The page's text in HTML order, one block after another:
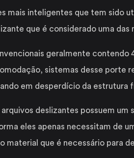
mais inteligentes que tem sido
que é considerado uma
geralmente
sistemas desse porte
em desperdício da estrutura
arquivos deslizantes possuem
eles apenas necessitam de
material que é necessário para